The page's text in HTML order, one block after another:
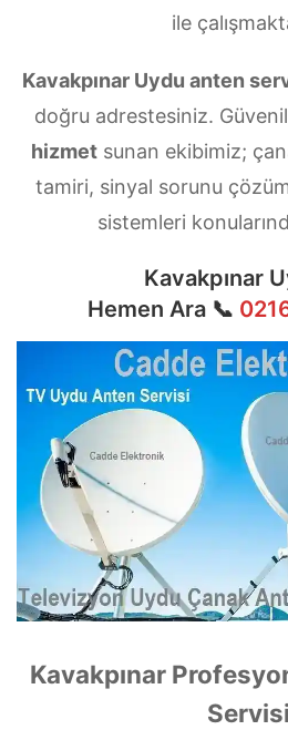
ile
Kavakpınar Uydu anten
doğru adrestesiniz.
hizmet sunan ekibimiz;
tamiri, sinyal sorunu
sistemleri
Kavakpınar
Hemen Ara 📞
Kavakpınar
Servisi